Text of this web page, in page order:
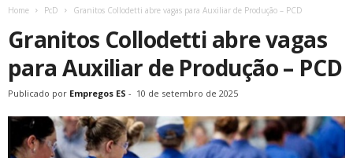
Home PcD Granitos Collodetti abre vagas para Auxiliar de Produção – PCD
Granitos Collodetti abre vagas
para Auxiliar de Produção – PCD
Publicado por Empregos ES - 10 de setembro de 2025